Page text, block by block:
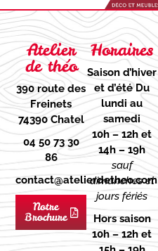
Atelier
de théo
390 route des
Freinets
74390 Chatel
04 50 73 30
86
contact@atelierdetheo.com
Notre
Brochure
Horaires
Saison d’hiver
et d’étéDu
lundi au
samedi
10h – 12h et
14h – 19h
sauf
dimanches et
jours fériés
Hors saison
10h – 12h et